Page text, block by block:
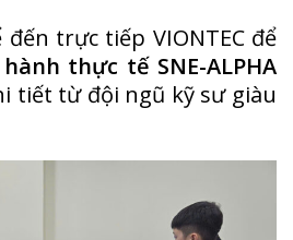
trực tiếp VIONTEC để
thực tế SNE-ALPHA
tiết từ đội ngũ kỹ sư giàu